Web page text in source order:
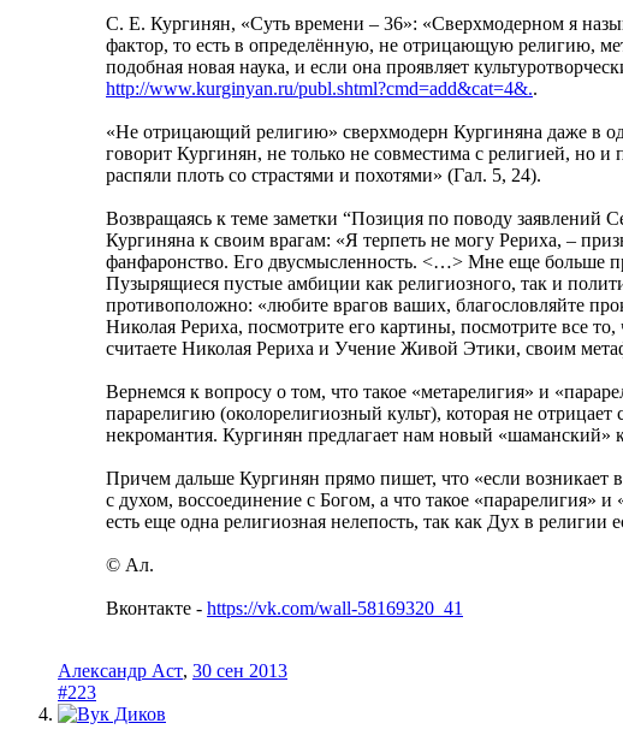
С. Е. Кургинян, «Суть времени – 36»: «Cверхмодерном я
фактор, то есть в определённую, не отрицающую религию,
подобная новая наука, и если она проявляет
http://www.kurginyan.ru/publ.shtml?cmd=add&cat=4&..
«Не отрицающий религию» сверхмодерн Кургиняна даже в
говорит Кургинян, не только не совместима с религией, но
распяли плоть со страстями и похотями» (Гал. 5, 24).
Возвращаясь к теме заметки “Позиция по поводу заявлений
Кургиняна к своим врагам: «Я терпеть не могу Рериха, –
фанфаронство. Его двусмысленность. <…> Мне еще больше
Пузырящиеся пустые амбиции как религиозного, так и
противоположно: «любите врагов ваших, благословляйте
Николая Рериха, посмотрите его картины, посмотрите все
считаете Николая Рериха и Учение Живой Этики, своим
Вернемся к вопросу о том, что такое «метарелигия» и
парарелигию (околорелигиозный культ), которая не
некромантия. Кургинян предлагает нам новый «шаманский»
Причем дальше Кургинян прямо пишет, что «если возникает
с духом, воссоединение с Богом, а что такое
есть еще одна религиозная нелепость, так как Дух в
© Ал.
Вконтакте - https://vk.com/wall-58169320_41
Александр Аст, 30 сен 2013
#223